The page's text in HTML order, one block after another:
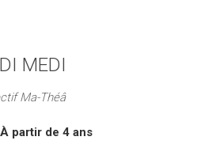
MEDI
Ma-Théâ
partir de 4 ans